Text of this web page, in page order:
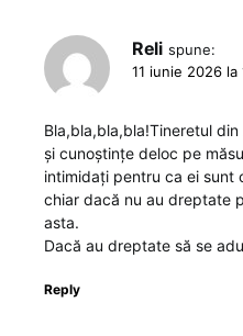
Reli spune:
11 iunie 2026 la
Bla,bla,bla,bla!Tineretul
și cunoștințe deloc pe
intimidați pentru ca ei sunt
chiar dacă nu au dreptate
asta.
Dacă au dreptate să se
Reply